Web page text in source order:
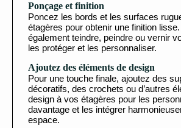
Ponçage et finition
Poncez les bords et les surfaces
étagères pour obtenir une finition
également teindre, peindre ou vernir
les protéger et les personnaliser.
Ajoutez des éléments de design
Pour une touche finale, ajoutez des
décoratifs, des crochets ou d’autres
design à vos étagères pour les
davantage et les intégrer
espace.